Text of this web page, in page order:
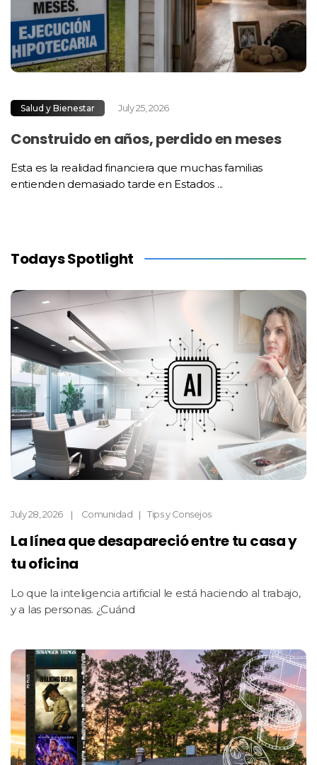
Salud y Bienestar July 25, 2026
Construido en años, perdido en meses
Esta es la realidad financiera que muchas familias
entienden demasiado tarde en Estados ...
Todays Spotlight
July 28, 2026 Comunidad Tips y Consejos
La línea que desapareció entre tu casa y
tu oficina
Lo que la inteligencia artificial le está haciendo al trabajo,
y a las personas. ¿Cuánd